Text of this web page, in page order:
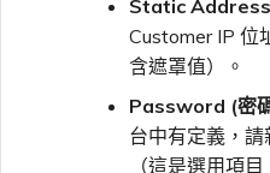
Static Address
Customer IP 位
含遮罩值）。
Password (密
台中有定義，請
（這是選用項目